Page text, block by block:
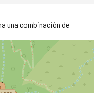
una combinación de